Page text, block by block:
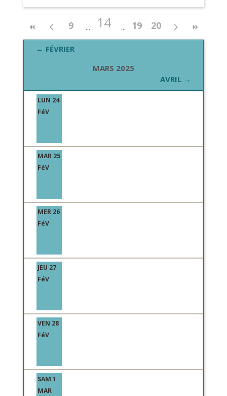
9 14 19 20
← FÉVRIER
MARS 2025
AVRIL →
LUN 24
FéV
MAR 25
FéV
MER 26
FéV
JEU 27
FéV
VEN 28
FéV
SAM 1
MAR